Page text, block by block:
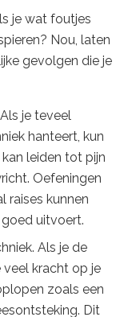
je wat foutjes
Nou, laten
gevolgen die je
je teveel
hanteert, kun
leiden tot pijn
Oefeningen
raises kunnen
uitvoert.
Als je de
kracht op je
zoals een
Dit